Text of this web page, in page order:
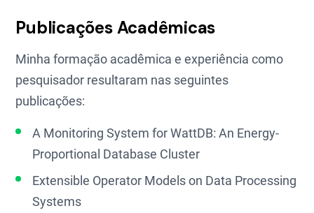
Publicações Acadêmicas
Minha formação acadêmica e experiência como
pesquisador resultaram nas seguintes
publicações:
A Monitoring System for WattDB: An Energy-
Proportional Database Cluster
Extensible Operator Models on Data Processing
Systems